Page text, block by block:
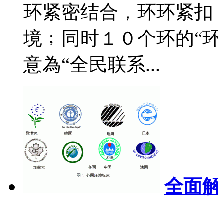
环紧密结合，环环紧
境﹔同时１０个环的“
意為“全民联系...
全面